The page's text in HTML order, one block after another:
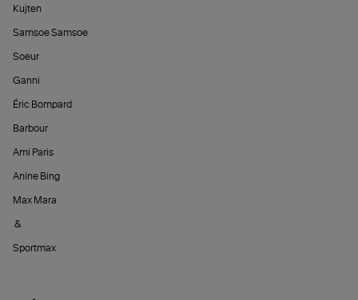
Kujten
Samsoe Samsoe
Soeur
Ganni
Éric Bompard
Barbour
Ami Paris
Anine Bing
Max Mara
&
Sportmax